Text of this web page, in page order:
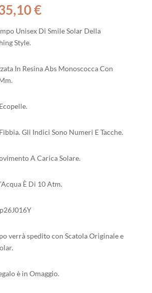
prezzo
€Il
attuale
Unisex Di Smile Solar Della
Style.
In Resina Abs Monoscocca Con
Gli Indici Sono Numeri E Tacche.
A Carica Solare.
È Di 10 Atm.
verrà spedito con Scatola Originale e
è in Omaggio.